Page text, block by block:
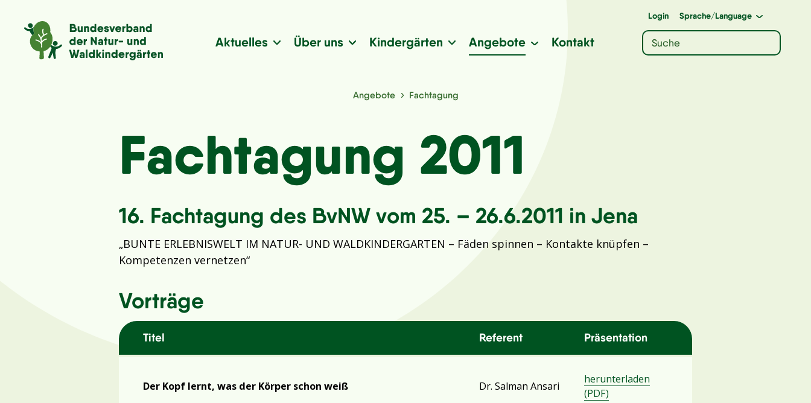
Login Sprache/Language
Aktuelles Über uns Kindergärten Angebote Kontakt
Angebote Fachtagung
Fachtagung 2011
16. Fachtagung des BvNW vom 25. – 26.6.2011 in Jena
„BUNTE ERLEBNISWELT IM NATUR- UND WALDKINDERGARTEN – Fäden spinnen – Kontakte knüpfen –
Kompetenzen vernetzen“
Vorträge
Titel Referent Präsentation
Der Kopf lernt, was der Körper schon weiß Dr. Salman Ansari
herunterladen
(PDF)